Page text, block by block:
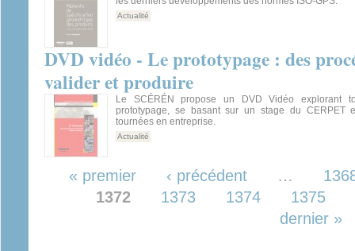
Actualité
DVD vidéo - Le prototypage : des
valider et produire
Le SCÉRÉN propose un DVD Vidéo explorant
prototypage, se basant sur un stage du CERPET
tournées en entreprise.
Actualité
« premier ‹ précédent …
1372
1373 1374
1375
dernier »